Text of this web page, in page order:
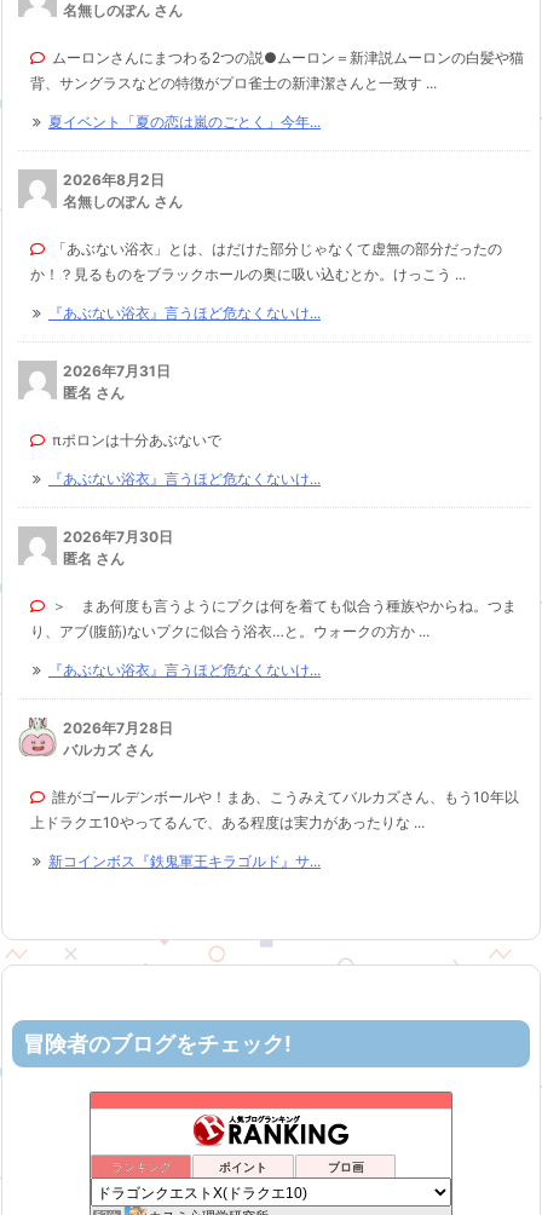
名無しのぽん さん
ムーロンさんにまつわる2つの説●ムーロン＝新津説ムーロンの白髪や猫
背、サングラスなどの特徴がプロ雀士の新津潔さんと一致す ...
夏イベント「夏の恋は嵐のごとく」今年...
2026年8月2日
名無しのぽん さん
「あぶない浴衣」とは、はだけた部分じゃなくて虚無の部分だったの
か！？見るものをブラックホールの奥に吸い込むとか。けっこう ...
『あぶない浴衣』言うほど危なくないけ...
2026年7月31日
匿名 さん
πポロンは十分あぶないで
『あぶない浴衣』言うほど危なくないけ...
2026年7月30日
匿名 さん
＞ まあ何度も言うようにプクは何を着ても似合う種族やからね。つま
り、アブ(腹筋)ないプクに似合う浴衣…と。ウォークの方か ...
『あぶない浴衣』言うほど危なくないけ...
2026年7月28日
バルカズ さん
誰がゴールデンボールや！まあ、こうみえてバルカズさん、もう10年以
上ドラクエ10やってるんで、ある程度は実力があったりな ...
新コインボス『鉄鬼軍王キラゴルド』サ...
冒険者のブログをチェック!
ランキング ポイント ブロ画
げげろぐ
51位 ヨモゲーム ドラクエ10攻略ブログ
52位 机上の空論-DQ10エアプ日記